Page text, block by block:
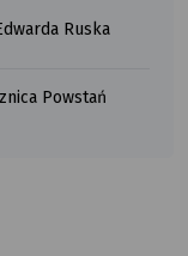
Ruska
Powstań